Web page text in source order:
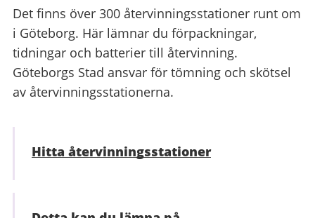
Det finns över 300 återvinningsstationer runt om
i Göteborg. Här lämnar du förpackningar,
tidningar och batterier till återvinning.
Göteborgs Stad ansvar för tömning och skötsel
av återvinningsstationerna.
Hitta återvinnings­stationer